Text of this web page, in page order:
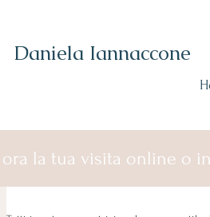
Daniela Iannaccone
ora la tua visita online o